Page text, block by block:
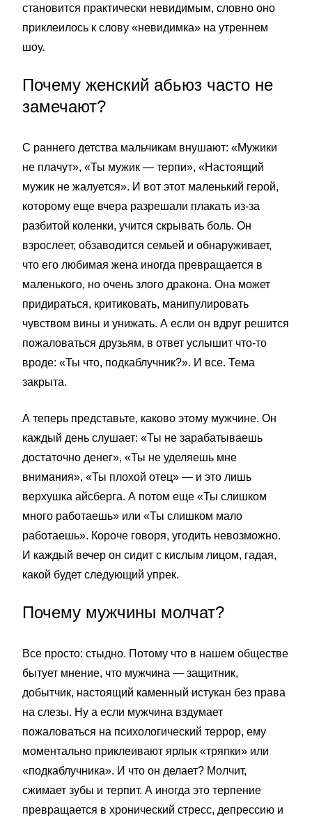
становится практически невидимым, словно оно
приклеилось к слову «невидимка» на утреннем
шоу.
Почему женский абьюз часто не
замечают?
С раннего детства мальчикам внушают: «Мужики
не плачут», «Ты мужик — терпи», «Настоящий
мужик не жалуется». И вот этот маленький герой,
которому еще вчера разрешали плакать из-за
разбитой коленки, учится скрывать боль. Он
взрослеет, обзаводится семьей и обнаруживает,
что его любимая жена иногда превращается в
маленького, но очень злого дракона. Она может
придираться, критиковать, манипулировать
чувством вины и унижать. А если он вдруг решится
пожаловаться друзьям, в ответ услышит что-то
вроде: «Ты что, подкаблучник?». И все. Тема
закрыта.
А теперь представьте, каково этому мужчине. Он
каждый день слушает: «Ты не зарабатываешь
достаточно денег», «Ты не уделяешь мне
внимания», «Ты плохой отец» — и это лишь
верхушка айсберга. А потом еще «Ты слишком
много работаешь» или «Ты слишком мало
работаешь». Короче говоря, угодить невозможно.
И каждый вечер он сидит с кислым лицом, гадая,
какой будет следующий упрек.
Почему мужчины молчат?
Все просто: стыдно. Потому что в нашем обществе
бытует мнение, что мужчина — защитник,
добытчик, настоящий каменный истукан без права
на слезы. Ну а если мужчина вздумает
пожаловаться на психологический террор, ему
моментально приклеивают ярлык «тряпки» или
«подкаблучника». И что он делает? Молчит,
сжимает зубы и терпит. А иногда это терпение
превращается в хронический стресс, депрессию и